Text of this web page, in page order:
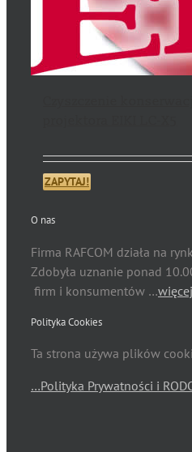
ZAPYTAJ!
O nas
Firma RAFCOM działa na
Zdobyła uznanie ponad
firm i konsumentów …więcej
Polityka Cookies
Ta strona używa plików
…Polityka Prywatności i